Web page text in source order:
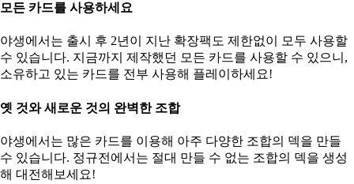
모든 카드를 사용하세요
야생에서는 출시 후 2년이 지난 확장팩도 제한없이 모두 사용할
수 있습니다. 지금까지 제작했던 모든 카드를 사용할 수 있으니,
소유하고 있는 카드를 전부 사용해 플레이하세요!
옛 것와 새로운 것의 완벽한 조합
야생에서는 많은 카드를 이용해 아주 다양한 조합의 덱을 만들
수 있습니다. 정규전에서는 절대 만들 수 없는 조합의 덱을 생성
해 대전해보세요!